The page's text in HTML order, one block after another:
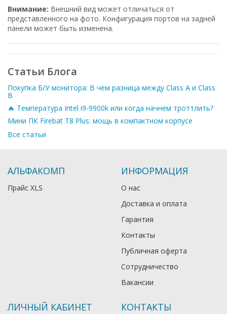
Внимание: Внешний вид может отличаться от
представленного на фото. Конфигурация портов на задней
панели может быть изменена.
Статьи Блога
Покупка Б/У монитора: В чем разница между Class A и Class
B
🔥 Температура Intel i9-9900k или когда начнем троттлить?
Мини ПК Firebat T8 Plus: мощь в компактном корпусе
Все статьи
АЛЬФАКОМП
Прайс XLS
ИНФОРМАЦИЯ
О нас
Доставка и оплата
Гарантия
Контакты
Публичная оферта
Сотрудничество
Вакансии
ЛИЧНЫЙ КАБИНЕТ КОНТАКТЫ